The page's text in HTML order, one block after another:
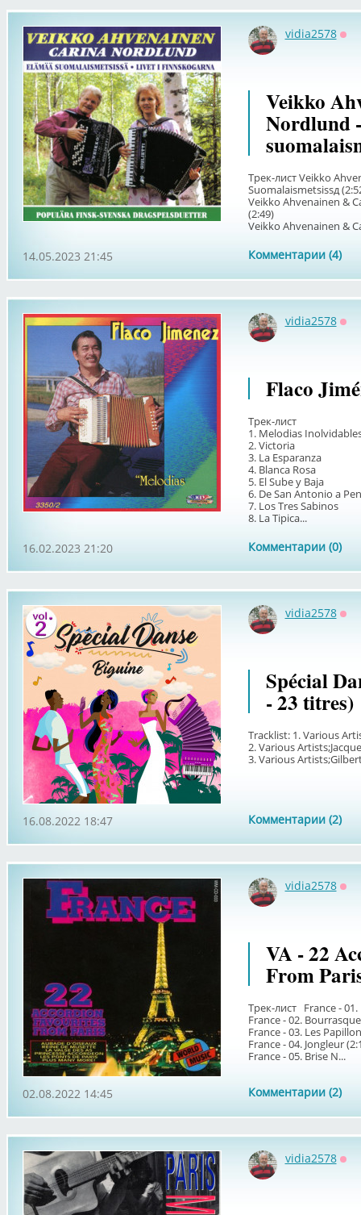
vidia2578
Veikko
Nordlund
Трек-лист Veikko
Suomalaismetsissд
Veikko Ahvenainen &
(2:49)
Veikko Ahvenainen &
Комментарии (4)
14.05.2023 21:45
vidia2578
Flaco
Трек-лист
1. Melodias
2. Victoria
3. La Esparanza
4. Blanca Rosa
5. El Sube y Baja
6. De San Antonio a
7. Los Tres Sabinos
8. La Tipica...
Комментарии (0)
16.02.2023 21:20
vidia2578
Spécial
- 23 titres)
Tracklist: 1. Various
2. Various
3. Various
Комментарии (2)
16.08.2022 18:47
vidia2578
VA - 22
From
Трек-лист France - 01.
France - 02.
France - 03. Les
France - 04. Jongleur
France - 05. Brise N...
Комментарии (2)
02.08.2022 14:45
vidia2578